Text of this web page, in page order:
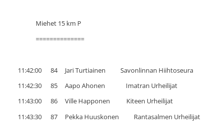
Miehet 15 km P
==============
11:42:00 84 Jari Turtiainen Savonlinnan Hiihtoseura
11:42:30 85 Aapo Ahonen Imatran Urheilijat
11:43:00 86 Ville Happonen Kiteen Urheilijat
11:43:30 87 Pekka Huuskonen Rantasalmen Urheilijat